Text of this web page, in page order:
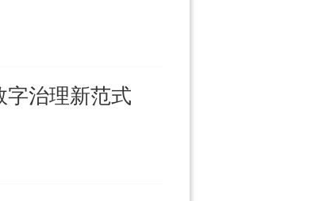
字治理新范式